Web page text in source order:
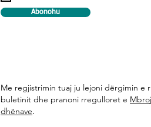
Abonohu
Me regjistrimin tuaj ju lejoni dërgimin e
buletinit dhe pranoni rregulloret e
dhënave.